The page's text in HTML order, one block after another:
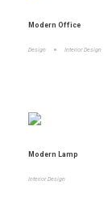
Modern Office
Design Interior Design
Modern Lamp
Interior Design